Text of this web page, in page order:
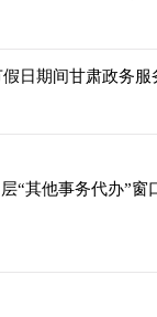
日期间甘肃政务
“其他事务代办”窗